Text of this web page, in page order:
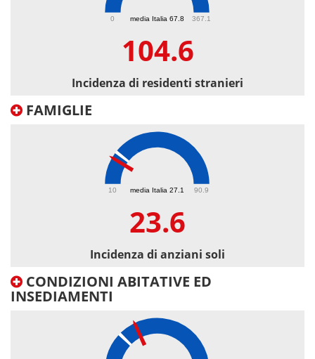
media Italia 67.8
0 367.1
104.6
Incidenza di residenti stranieri
FAMIGLIE
media Italia 27.1
10 90.9
23.6
Incidenza di anziani soli
CONDIZIONI ABITATIVE ED
INSEDIAMENTI